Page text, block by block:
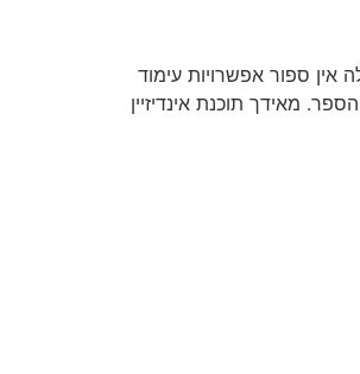
אין ספור אפשרויות עימוד
מאידך תוכנת אינדיזיין